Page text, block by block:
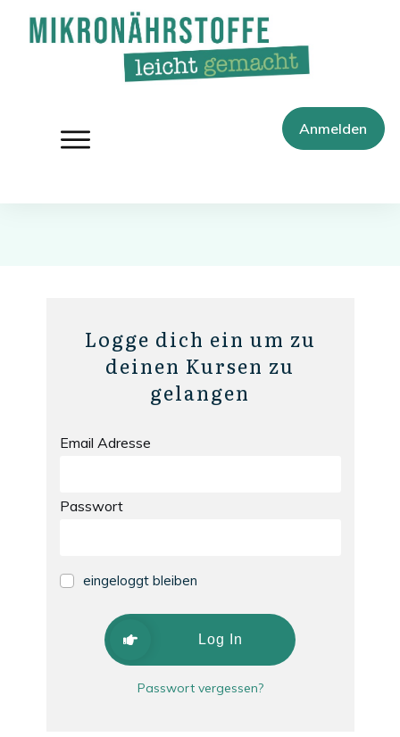
Anmelden
Logge dich ein um zu
deinen Kursen zu
gelangen
Email Adresse
Passwort
eingeloggt bleiben
Log In
Passwort vergessen?